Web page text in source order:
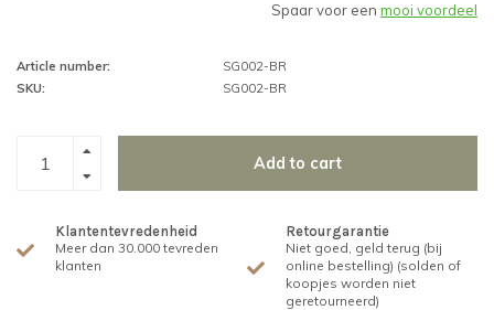
Spaar voor een mooi voordeel
Article number:
SG002-BR
SKU:
SG002-BR
Add to cart
Klantentevredenheid
Meer dan 30.000 tevreden
klanten
Retourgarantie
Niet goed, geld terug (bij
online bestelling) (solden of
koopjes worden niet
geretourneerd)